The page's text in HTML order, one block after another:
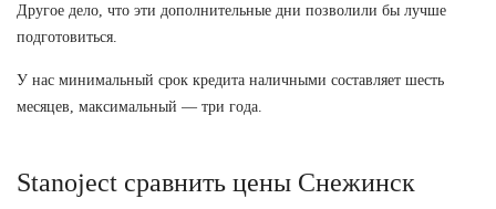
Другое дело, что эти дополнительные дни позволили бы лучше
подготовиться.
У нас минимальный срок кредита наличными составляет шесть
месяцев, максимальный — три года.
Stanoject сравнить цены Снежинск